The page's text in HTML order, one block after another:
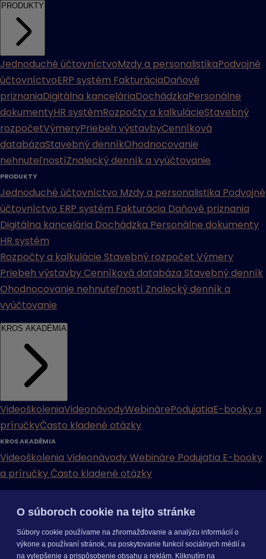
PRODUKTY
Jednoduché účtovníctvoMzdy a personalistikaPodvojné
účtovníctvoERP systém FakturáciaDaňové
priznaniaDigitálna kanceláriaDochádzkaPersonálne
dokumentyHR systémRozpočty a kalkulácieStavebný
rozpočetVýmeryPriebeh výstavbyCenníková
databázaStavebný denníkOhodnocovanie
nehnuteľnostíZnalecký denník a vyúčtovanie
PRODUKTY
Jednoduché účtovníctvo Mzdy a personalistika Podvojné
účtovníctvo ERP systém Fakturácia Daňové priznania
Digitálna kancelária Dochádzka Personálne dokumenty
HR systém
Rozpočty a kalkulácie Stavebný rozpočet Výmery
Priebeh výstavbyCenníková databáza Stavebný denník
Ohodnocovanie nehnuteľností Znalecký denník a
vyúčtovanie
KROS AKADÉMIA
VideoškoleniaVideonávodyWebinárePodujatiaE-booky a
príručkyČasto kladené otázky
KROS AKADÉMIA
Videoškolenia VideonávodyWebináre Podujatia E-booky
a príručkyČasto kladené otázky
Cenníky Odporučte nás Právne dokumenty
Odporúčaná
konfiguráciaAktualizácia verziíMobilné aplikácie
O súboroch cookie na tejto stránke
Súbory cookie používame na zhromažďovanie a analýzu informácií o
výkone a používaní stránok, na poskytovanie funkcií sociálnych médií a
na vylepšenie a prispôsobenie obsahu a reklám. Kliknutím na